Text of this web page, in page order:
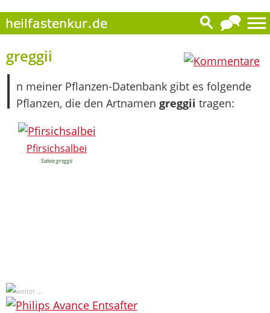
greggii
I n meiner Pflanzen-Datenbank gibt es folgende
Pflanzen, die den Artnamen greggii tragen:
Pfirsichsalbei
Salvia greggii